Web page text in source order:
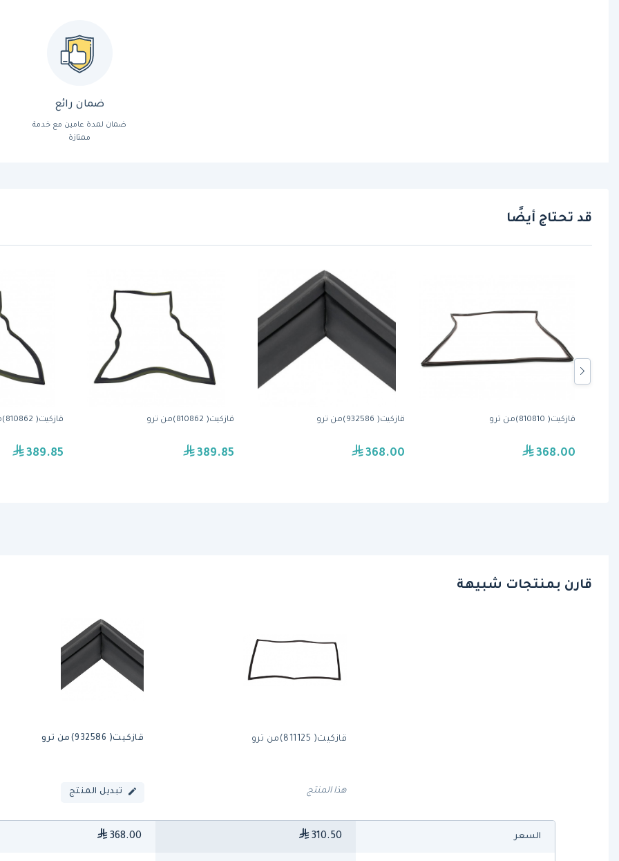
ضمان رائع
ضمان لمدة عامين مع خدمة
ممتازة
قد تحتاج أيضًا
قازكيت( 810862)من ترو
389.85
قازكيت( 810862)من ترو
389.85
قازكيت( 932586)من ترو
368.00
قازكيت( 810810)من ترو
368.00
قارن بمنتجات شبيهة
قازكيت( 811125)من ترو
هذا المنتج
قازكيت( 932586)من ترو
تبديل المنتج
السعر 310.50
368.00